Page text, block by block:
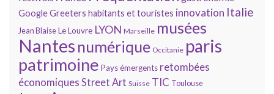
GoogleGreeters habitants et touristes innovation Italie
Jean BlaiseLe Louvre LYON Marseille musées
Nantes numérique Occitanie paris
patrimoine Pays émergents retombées
économiques Street Art Suisse TIC Toulouse